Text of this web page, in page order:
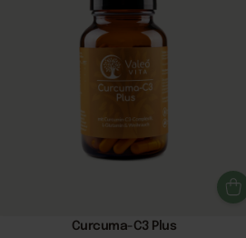
Curcuma-C3 Plus